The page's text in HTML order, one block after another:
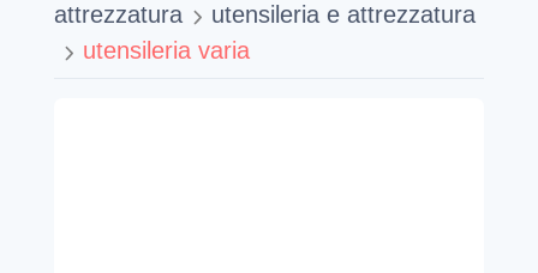
attrezzatura
utensileria e attrezzatura
utensileria varia